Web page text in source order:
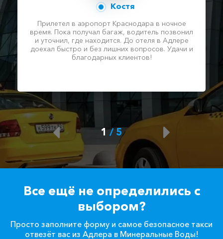
Костя
Прилетел в аэропорт Краснодара в ночное
время. Пока получал багаж, водитель позвонил
и уточнил, где находится. До отеля в Адлере
доехал быстро и без лишних вопросов. Удачи и
благодарных клиентов!
1/ 5
Все ещё не определились с
выбором?
Просто заполните форму и самое безопасное такси
отвезёт вас из Адлера в Минеральные Воды!